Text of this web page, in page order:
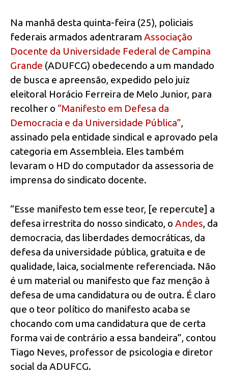
Na manhã desta quinta-feira (25), policiais
federais armados adentraram Associação
Docente da Universidade Federal de Campina
Grande (ADUFCG) obedecendo a um mandado
de busca e apreensão, expedido pelo juiz
eleitoral Horácio Ferreira de Melo Junior, para
recolher o “Manifesto em Defesa da
Democracia e da Universidade Pública”,
assinado pela entidade sindical e aprovado pela
categoria em Assembleia. Eles também
levaram o HD do computador da assessoria de
imprensa do sindicato docente.
“Esse manifesto tem esse teor, [e repercute] a
defesa irrestrita do nosso sindicato, o Andes, da
democracia, das liberdades democráticas, da
defesa da universidade pública, gratuita e de
qualidade, laica, socialmente referenciada. Não
é um material ou manifesto que faz menção à
defesa de uma candidatura ou de outra. É claro
que o teor político do manifesto acaba se
chocando com uma candidatura que de certa
forma vai de contrário a essa bandeira”, contou
Tiago Neves, professor de psicologia e diretor
social da ADUFCG.